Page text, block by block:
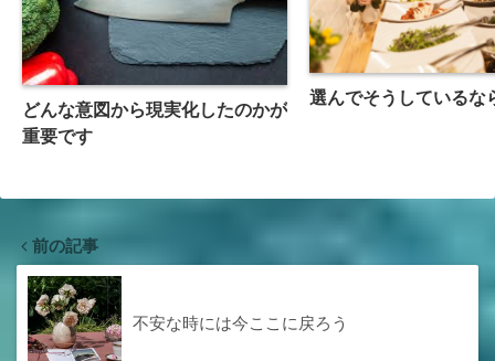
どんな意図から現実化したのかが
重要です
選んでそうしているな
前の記事
不安な時には今ここに戻ろう